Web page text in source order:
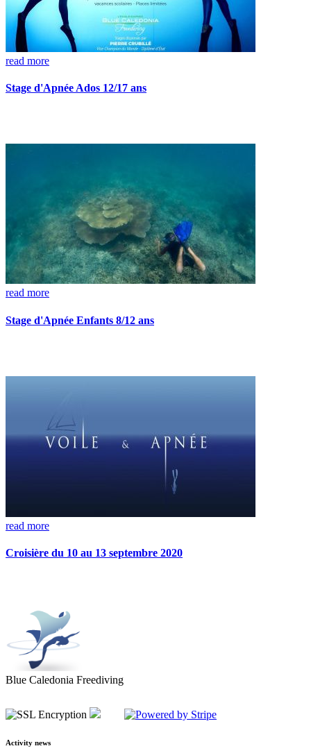
read more
Stage d'Apnée Ados 12/17 ans
read more
Stage d'Apnée Enfants 8/12 ans
read more
Croisière du 10 au 13 septembre 2020
Blue Caledonia Freediving
Activity news